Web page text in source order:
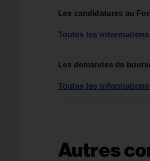
Les candidatures au
Toutes les
Les demandes de
Toutes les
Autres